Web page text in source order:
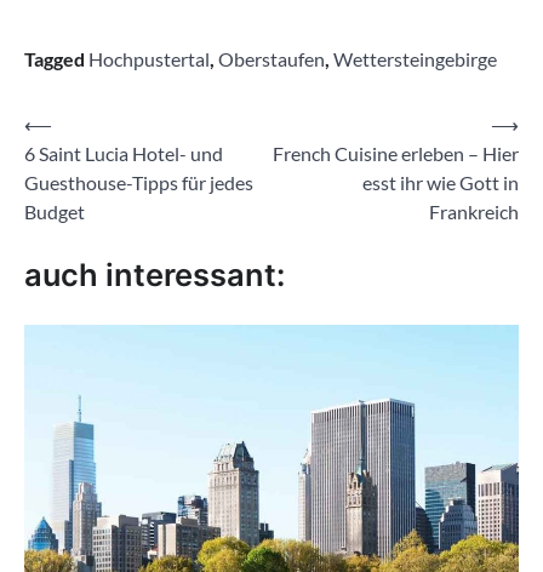
Tagged Hochpustertal, Oberstaufen, Wettersteingebirge
Beitragsnavigation
⟵
6 Saint Lucia Hotel- und
Guesthouse-Tipps für jedes
Budget
French Cuisine erleben – Hier
esst ihr wie Gott in
Frankreich
⟶
auch interessant: